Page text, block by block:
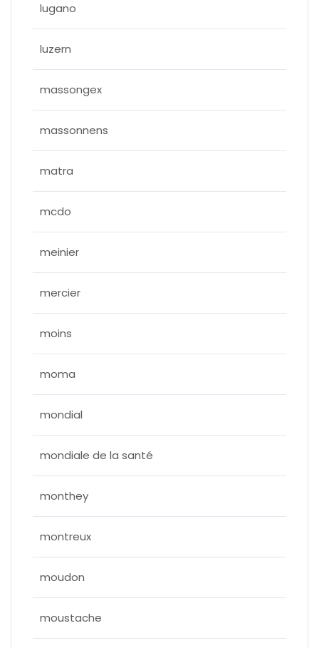
lugano
luzern
massongex
massonnens
matra
mcdo
meinier
mercier
moins
moma
mondial
mondiale de la santé
monthey
montreux
moudon
moustache